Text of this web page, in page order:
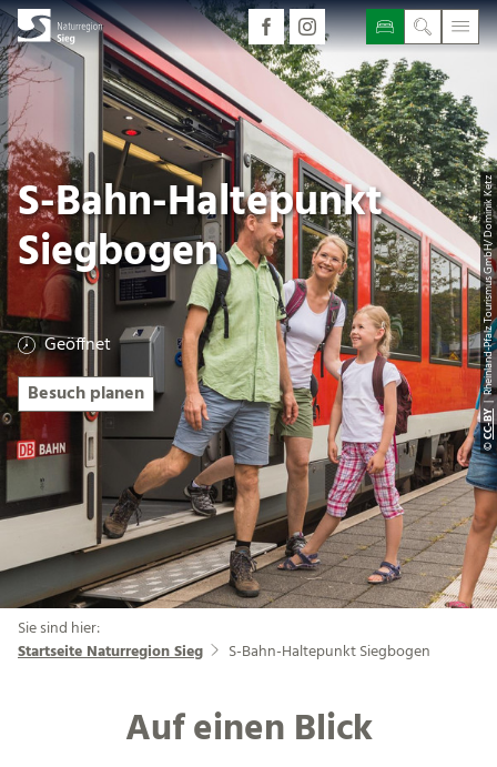
©
CC-BY
| Rheinland-Pfalz Tourismus GmbH/ Dominik Ketz
S-Bahn-Haltepunkt
Siegbogen
Geöffnet
Besuch planen
Sie sind hier:
Startseite Naturregion Sieg
S-Bahn-Haltepunkt Siegbogen
Auf einen Blick